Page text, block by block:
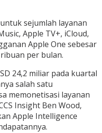
sejumlah layanan
Apple TV+, iCloud,
Apple One sebesar
per bulan.
24,2 miliar pada kuartal
salah satu
memonetisasi layanan
Insight Ben Wood,
Apple Intelligence